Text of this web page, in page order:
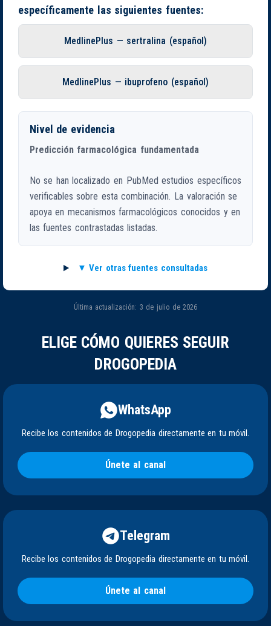
específicamente las siguientes fuentes:
MedlinePlus — sertralina (español)
MedlinePlus — ibuprofeno (español)
Nivel de evidencia
Predicción farmacológica fundamentada
No se han localizado en PubMed estudios específicos
verificables sobre esta combinación. La valoración se
apoya en mecanismos farmacológicos conocidos y en
las fuentes contrastadas listadas.
Ver otras fuentes consultadas
Última actualización: 3 de julio de 2026
ELIGE CÓMO QUIERES SEGUIR
DROGOPEDIA
WhatsApp
Recibe los contenidos de Drogopedia directamente en tu móvil.
Únete al canal
Telegram
Recibe los contenidos de Drogopedia directamente en tu móvil.
Únete al canal